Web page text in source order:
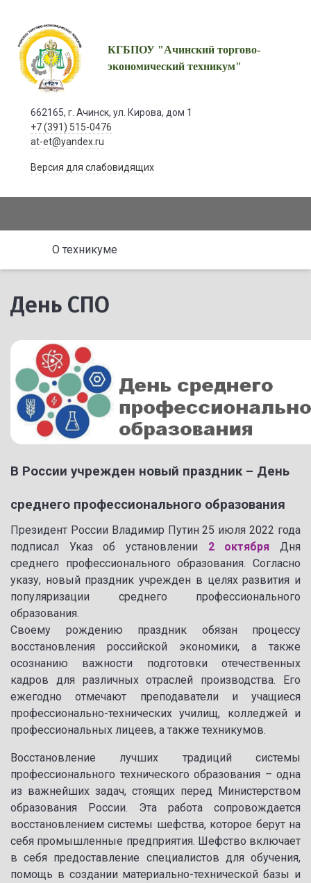
КГБПОУ "Ачинский торгово-
экономический техникум"
662165, г. Ачинск, ул. Кирова, дом 1
+7 (391) 515-0476
at-et@yandex.ru
Версия для слабовидящих
О техникуме
День СПО
В России учрежден новый праздник – День
среднего профессионального образования
Президент России Владимир Путин 25 июля 2022 года
подписал Указ об установлении 2 октября Дня
среднего профессионального образования. Согласно
указу, новый праздник учрежден в целях развития и
популяризации среднего профессионального
образования.
Своему рождению праздник обязан процессу
восстановления российской экономики, а также
осознанию важности подготовки отечественных
кадров для различных отраслей производства. Его
ежегодно отмечают преподаватели и учащиеся
профессионально-технических училищ, колледжей и
профессиональных лицеев, а также техникумов.
Восстановление лучших традиций системы
профессионального технического образования – одна
из важнейших задач, стоящих перед Министерством
образования России. Эта работа сопровождается
восстановлением системы шефства, которое берут на
себя промышленные предприятия. Шефство включает
в себя предоставление специалистов для обучения,
помощь в создании материально-технической базы и